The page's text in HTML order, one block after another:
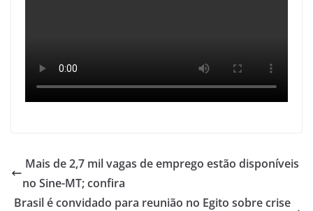
Mais de 2,7 mil vagas de emprego estão disponíveis
no Sine-MT; confira
Brasil é convidado para reunião no Egito sobre crise